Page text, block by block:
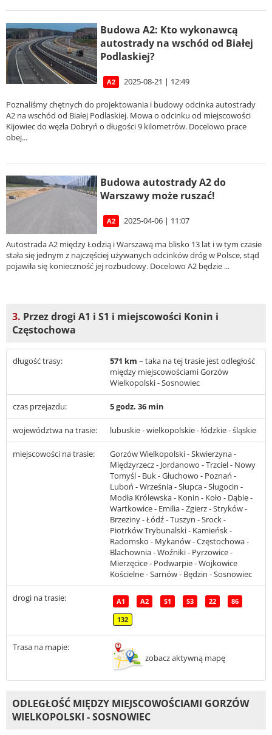
Budowa A2: Kto wykonawcą
autostrady na wschód od Białej
Podlaskiej?
A2 2025-08-21 | 12:49
Poznaliśmy chętnych do projektowania i budowy odcinka autostrady
A2 na wschód od Białej Podlaskiej. Mowa o odcinku od miejscowości
Kijowiec do węzła Dobryń o długości 9 kilometrów. Docelowo prace
obej...
Budowa autostrady A2 do
Warszawy może ruszać!
A2 2025-04-06 | 11:07
Autostrada A2 między Łodzią i Warszawą ma blisko 13 lat i w tym czasie
stała się jednym z najczęściej używanych odcinków dróg w Polsce, stąd
pojawiła się konieczność jej rozbudowy. Docelowo A2 będzie ...
3. Przez drogi A1 i S1 i miejscowości Konin i
Częstochowa
długość trasy: 571 km – taka na tej trasie jest odległość
między miejscowościami Gorzów
Wielkopolski - Sosnowiec
czas przejazdu: 5 godz. 36 min
województwa na trasie: lubuskie - wielkopolskie - łódzkie - śląskie
miejscowości na trasie:
Gorzów Wielkopolski - Skwierzyna -
Międzyrzecz - Jordanowo - Trzciel - Nowy
Tomyśl - Buk - Głuchowo - Poznań -
Luboń - Września - Słupca - Sługocin -
Modła Królewska - Konin - Koło - Dąbie -
Wartkowice - Emilia - Zgierz - Stryków -
Brzeziny - Łódź - Tuszyn - Srock -
Piotrków Trybunalski - Kamieńsk -
Radomsko - Mykanów - Częstochowa -
Blachownia - Woźniki - Pyrzowice -
Mierzęcice - Podwarpie - Wojkowice
Kościelne - Sarnów - Będzin - Sosnowiec
drogi na trasie: A1 A2 S1 S3 22 86
132
Trasa na mapie:
zobacz aktywną mapę
ODLEGŁOŚĆ MIĘDZY MIEJSCOWOŚCIAMI GORZÓW
WIELKOPOLSKI - SOSNOWIEC